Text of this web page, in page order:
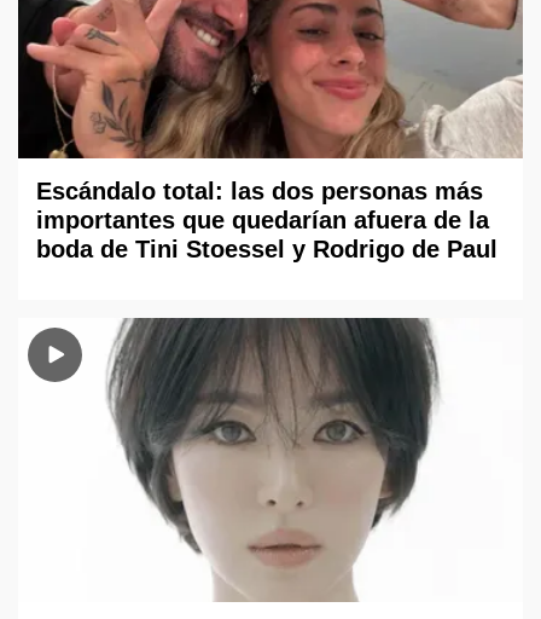
Escándalo total: las dos personas más
importantes que quedarían afuera de la
boda de Tini Stoessel y Rodrigo de Paul